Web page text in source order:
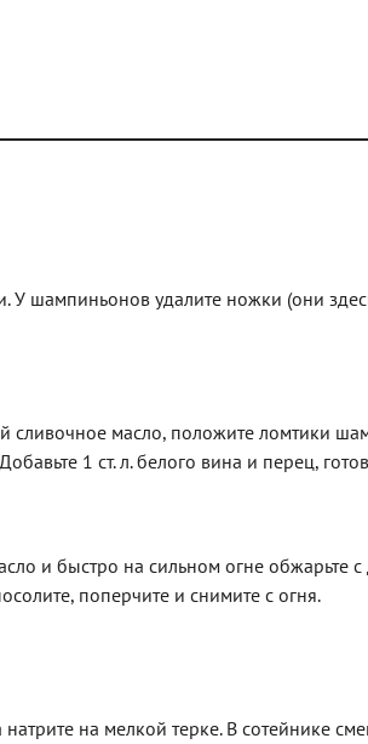
шампиньонов удалите ножки (они
сливочное масло, положите ломтики
1 ст. л. белого вина и перец,
и быстро на сильном огне обжарьте
поперчите и снимите с огня.
на мелкой терке. В сотейнике